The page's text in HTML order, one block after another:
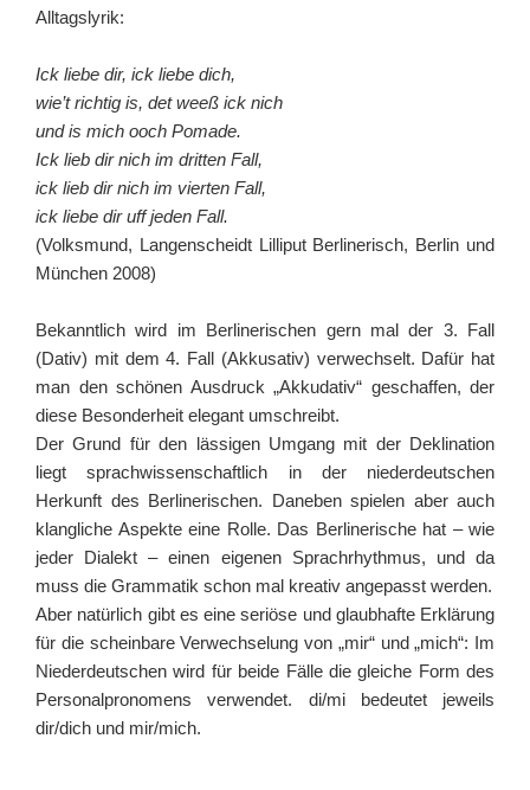
Alltagslyrik:
Ick liebe dir, ick liebe dich,
wie’t richtig is, det weeß ick nich
und is mich ooch Pomade.
Ick lieb dir nich im dritten Fall,
ick lieb dir nich im vierten Fall,
ick liebe dir uff jeden Fall.
(Volksmund, Langenscheidt Lilliput Berlinerisch, Berlin und
München 2008)
Bekanntlich wird im Berlinerischen gern mal der 3. Fall
(Dativ) mit dem 4. Fall (Akkusativ) verwechselt. Dafür hat
man den schönen Ausdruck „Akkudativ“ geschaffen, der
diese Besonderheit elegant umschreibt.
Der Grund für den lässigen Umgang mit der Deklination
liegt sprachwissenschaftlich in der niederdeutschen
Herkunft des Berlinerischen. Daneben spielen aber auch
klangliche Aspekte eine Rolle. Das Berlinerische hat – wie
jeder Dialekt – einen eigenen Sprachrhythmus, und da
muss die Grammatik schon mal kreativ angepasst werden.
Aber natürlich gibt es eine seriöse und glaubhafte Erklärung
für die scheinbare Verwechselung von „mir“ und „mich“: Im
Niederdeutschen wird für beide Fälle die gleiche Form des
Personalpronomens verwendet. di/mi bedeutet jeweils
dir/dich und mir/mich.